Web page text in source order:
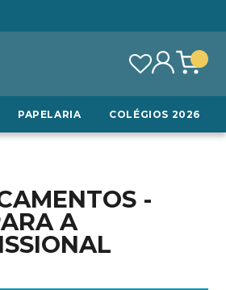
PAPELARIA COLÉGIOS 2026
-
A